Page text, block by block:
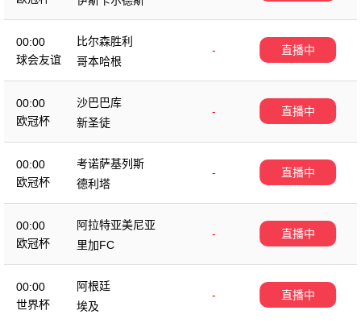
00:00
球会友谊
比尔森胜利
-
哥本哈根
直播中
00:00
欧冠杯
沙巴巴库
-
新圣徒
直播中
00:00
欧冠杯
考诺萨基列斯
-
德利塔
直播中
00:00
欧冠杯
阿拉特亚美尼亚
-
里加FC
直播中
00:00
世界杯
阿根廷
-
埃及
直播中